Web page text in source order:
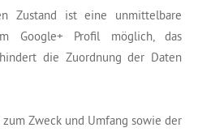
Zustand ist eine unmittelbare
Google+ Profil möglich, das
die Zuordnung der Daten
Zweck und Umfang sowie der